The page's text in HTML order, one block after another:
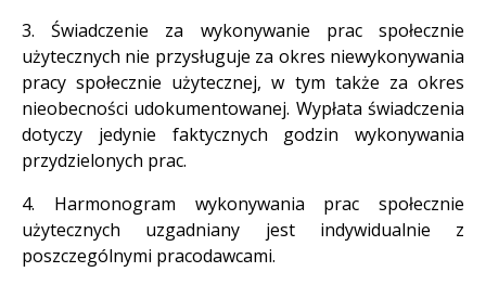
3. Świadczenie za wykonywanie prac społecznie
użytecznych nie przysługuje za okres niewykonywania
pracy społecznie użytecznej, w tym także za okres
nieobecności udokumentowanej. Wypłata świadczenia
dotyczy jedynie faktycznych godzin wykonywania
przydzielonych prac.
4. Harmonogram wykonywania prac społecznie
użytecznych uzgadniany jest indywidualnie z
poszczególnymi pracodawcami.